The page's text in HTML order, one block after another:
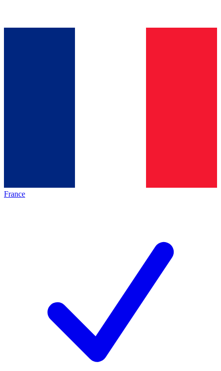
France